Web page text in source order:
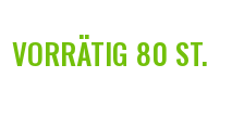
VORRÄTIG 80 ST.